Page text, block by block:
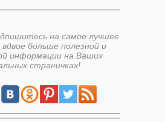
на самое лучшее
больше полезной и
информации на Ваших
страничках!